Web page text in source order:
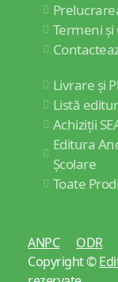
Termeni și
Livrare și
Listă
Achiziții
Editura
Școlare
Toate
ANPC
ODR
Copyright ©